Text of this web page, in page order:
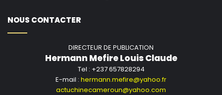
NOUS CONTACTER
DIRECTEUR DE PUBLICATION
Hermann Mefire Louis Claude
Tel : +237 657828294
E-mail : hermann.mefire@yahoo.fr
actuchinecameroun@yahoo.com